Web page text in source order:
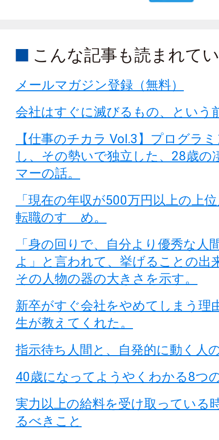
こんな記事も読まれて
メールマガジン登録（無料）
会社はすぐに滅びるもの、という
【仕事のチカラ Vol.3】プログラ
し、その勢いで独立した、28歳の
マーの話。
「現在の年収が500万円以上の上
転職のすゝめ。
「身の回りで、自分より優秀な人
よ」と言われて、挙げることの出
その人物の器の大きさを示す。
新卒がすぐ会社をやめてしまう理
生が教えてくれた。
指示待ち人間と、自発的に動く人
40歳になってようやくわかる8つ
実力以上の給料を受け取っている
るべきこと